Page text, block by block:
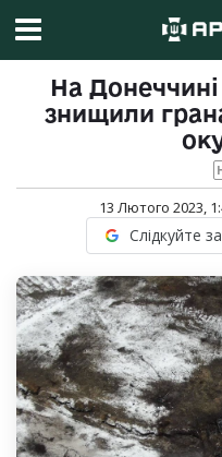
На
знищили
13 Лютого 2023,
Слідкуйте